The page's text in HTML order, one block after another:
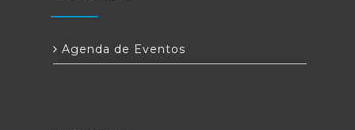
Agenda de Eventos